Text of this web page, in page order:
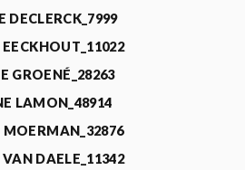
DECLERCK_7999
GROENÉ_28263
LAMON_48914
MOERMAN_32876
DAELE_11342